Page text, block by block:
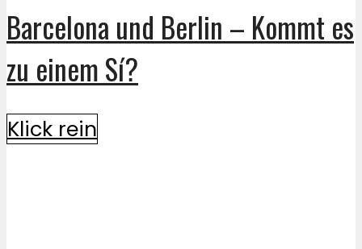
Barcelona und Berlin – Kommt es
zu einem Sí?
Klick rein